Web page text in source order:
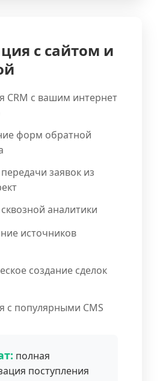
с сайтом и
CRM с вашим интернет
форм обратной
заявок из
аналитики
источников
создание сделок
с популярными CMS
полная
поступления